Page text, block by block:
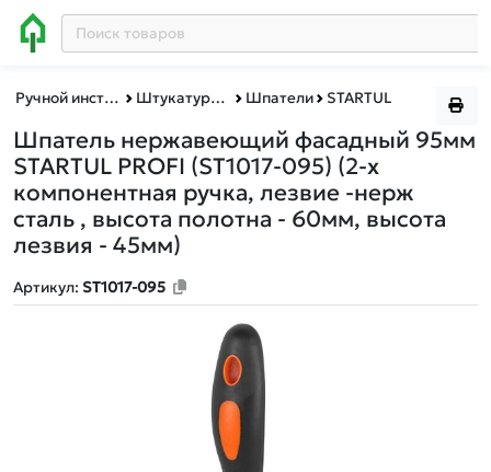
Ручной инструмент Штукатурно-отделочный инструмент Шпатели STARTUL
Шпатель нержавеющий фасадный 95мм
STARTUL PROFI (ST1017-095) (2-х
компонентная ручка, лезвие -нерж
сталь , высота полотна - 60мм, высота
лезвия - 45мм)
Артикул: ST1017-095